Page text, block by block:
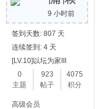
9 小时前
签到天数: 807 天
连续签到: 4 天
[LV.10]以坛为家III
0
主题
923
帖子
4075
积分
高级会员